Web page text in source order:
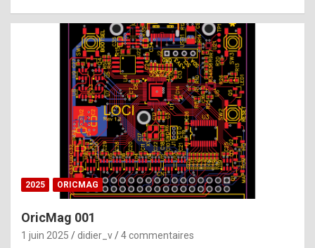
e
b
e
s
t
p
h
o
n
y
2025 ORICMAG
OricMag 001
1 juin 2025 didier_v 4 commentaires